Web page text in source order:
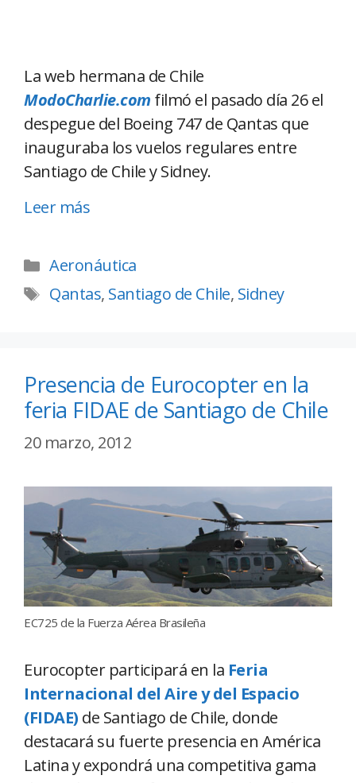
La web hermana de Chile
ModoCharlie.com filmó el pasado día 26 el
despegue del Boeing 747 de Qantas que
inauguraba los vuelos regulares entre
Santiago de Chile y Sidney.
Leer más
Aeronáutica
Qantas, Santiago de Chile, Sidney
Presencia de Eurocopter en la
feria FIDAE de Santiago de Chile
20 marzo, 2012
EC725 de la Fuerza Aérea Brasileña
Eurocopter participará en la Feria
Internacional del Aire y del Espacio
(FIDAE) de Santiago de Chile, donde
destacará su fuerte presencia en América
Latina y expondrá una competitiva gama